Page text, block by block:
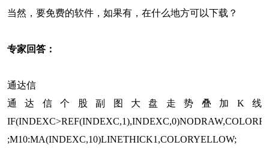
当然，要免费的软件，如果有，在什么地方可以下载？
专家回答：
通达信
通达信个股副图大盘走势叠加K线
;M10:MA(INDEXC,10)LINETHICK1,COLORYELLOW;